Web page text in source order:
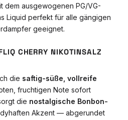
dem ausgewogenen PG/VG-
Liquid perfekt für alle gängigen
geeignet.
CHERRY NIKOTINSALZ
die saftig-süße, vollreife
fruchtigen Note sofort
die nostalgische Bonbon-
Akzent — abgerundet